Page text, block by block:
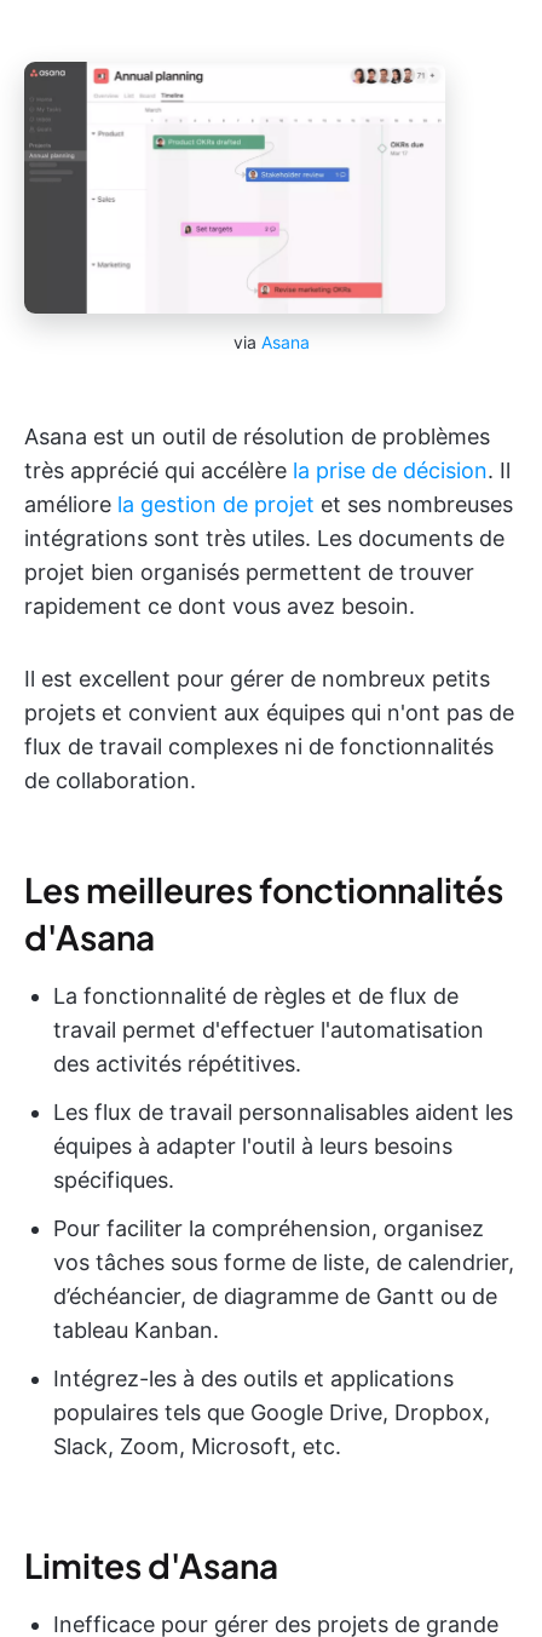
via Asana
Asana est un outil de résolution de problèmes
très apprécié qui accélère la prise de décision. Il
améliore la gestion de projet et ses nombreuses
intégrations sont très utiles. Les documents de
projet bien organisés permettent de trouver
rapidement ce dont vous avez besoin.
Il est excellent pour gérer de nombreux petits
projets et convient aux équipes qui n'ont pas de
flux de travail complexes ni de fonctionnalités
de collaboration.
Les meilleures fonctionnalités
d'Asana
La fonctionnalité de règles et de flux de
travail permet d'effectuer l'automatisation
des activités répétitives.
Les flux de travail personnalisables aident les
équipes à adapter l'outil à leurs besoins
spécifiques.
Pour faciliter la compréhension, organisez
vos tâches sous forme de liste, de calendrier,
d’échéancier, de diagramme de Gantt ou de
tableau Kanban.
Intégrez-les à des outils et applications
populaires tels que Google Drive, Dropbox,
Slack, Zoom, Microsoft, etc.
Limites d'Asana
Inefficace pour gérer des projets de grande